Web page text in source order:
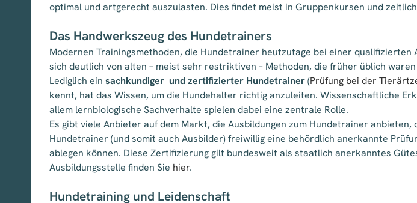
optimal und artgerecht auszulasten. Dies findet meist in Gruppenkursen und
Das Handwerkszeug des Hundetrainers
Modernen Trainingsmethoden, die Hundetrainer heutzutage bei einer
sich deutlich von alten – meist sehr restriktiven – Methoden, die früher üblich
Lediglich ein sachkundiger und zertifizierter Hundetrainer(Prüfung bei der
kennt, hat das Wissen, um die Hundehalter richtig anzuleiten. Wissenschaftliche
allem lernbiologische Sachverhalte spielen dabei eine zentrale Rolle.
Es gibt viele Anbieter auf dem Markt, die Ausbildungen zum Hundetrainer
Hundetrainer (und somit auch Ausbilder) freiwillig eine behördlich anerkannte
ablegen können. Diese Zertifizierung gilt bundesweit als staatlich anerkanntes
Ausbildungsstelle finden Sie hier.
Hundetraining und Leidenschaft